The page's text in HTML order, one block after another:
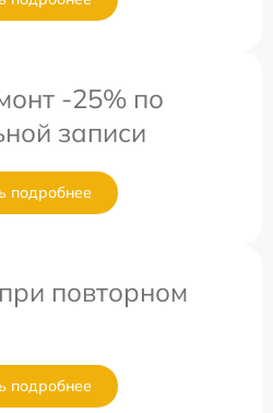
-25% по
записи
подробнее
повторном
подробнее